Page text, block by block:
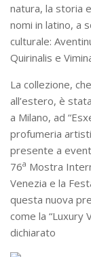
natura, la storia
nomi in latino, a
culturale:
Quirinalis e
La collezione,
all’estero, è
a Milano, ad
profumeria
presente a
76a Mostra
Venezia e la
questa nuova
come la “Luxury
dichiarato